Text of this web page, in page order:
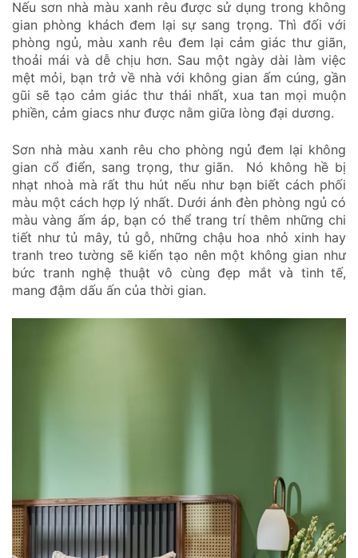
Nếu sơn nhà màu xanh rêu được sử dụng trong không
gian phòng khách đem lại sự sang trọng. Thì đối với
phòng ngủ, màu xanh rêu đem lại cảm giác thư giãn,
thoải mái và dễ chịu hơn. Sau một ngày dài làm việc
mệt mỏi, bạn trở về nhà với không gian ấm cúng, gần
gũi sẽ tạo cảm giác thư thái nhất, xua tan mọi muộn
phiền, cảm giacs như được nằm giữa lòng đại dương.
Sơn nhà màu xanh rêu cho phòng ngủ đem lại không
gian cổ điển, sang trọng, thư giãn. Nó không hề bị
nhạt nhoà mà rất thu hút nếu như bạn biết cách phối
màu một cách hợp lý nhất. Dưới ánh đèn phòng ngủ có
màu vàng ấm áp, bạn có thể trang trí thêm những chi
tiết như tủ mây, tủ gỗ, những chậu hoa nhỏ xinh hay
tranh treo tường sẽ kiến tạo nên một không gian như
bức tranh nghệ thuật vô cùng đẹp mắt và tinh tế,
mang đậm dấu ấn của thời gian.